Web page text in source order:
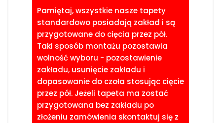
Pamiętaj, wszystkie nasze tapety
standardowo posiadają zakład i są
przygotowane do cięcia przez pół.
Taki sposób montażu pozostawia
wolność wyboru - pozostawienie
zakładu, usunięcie zakładu i
dopasowanie do czoła stosując cięcie
przez pół. Jeżeli tapeta ma zostać
przygotowana bez zakładu po
złożeniu zamówienia skontaktuj się z